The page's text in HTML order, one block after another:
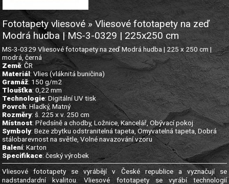
Fototapety vliesové » Vliesové fototapety na zeď
Modrá hudba | MS-3-0329 | 225x250 cm
MS-3-0329 Vliesové fototapety na zeď Modrá hudba | 225 x 250 cm |
modrá, černá
Země: ČR
Materiál: Vlies (vláknitá buničina)
Gramáž: 150 g/m2
Tloušťka: 0,22 mm
Technologie: Digitální UV tisk
Povrch: Hladký, Matný
Rozměry: š. 225 x v. 250 cm
Místnost: Předsíně a chodby, Ložnice, Kancelář, Obývací pokoj
Symboly: Beze zbytku odstranitelná tapeta, Omyvatelná tapeta, Dobrá
stálobarevnost na světle, Volné navazování vzoru
Balení: Karton
Specifikace: český výrobek
Vliesové fototapety se vyrábějí v České republice a vyznačují se
nadstandardní kvalitou. Vliesové fototapety se vyrábí technologií